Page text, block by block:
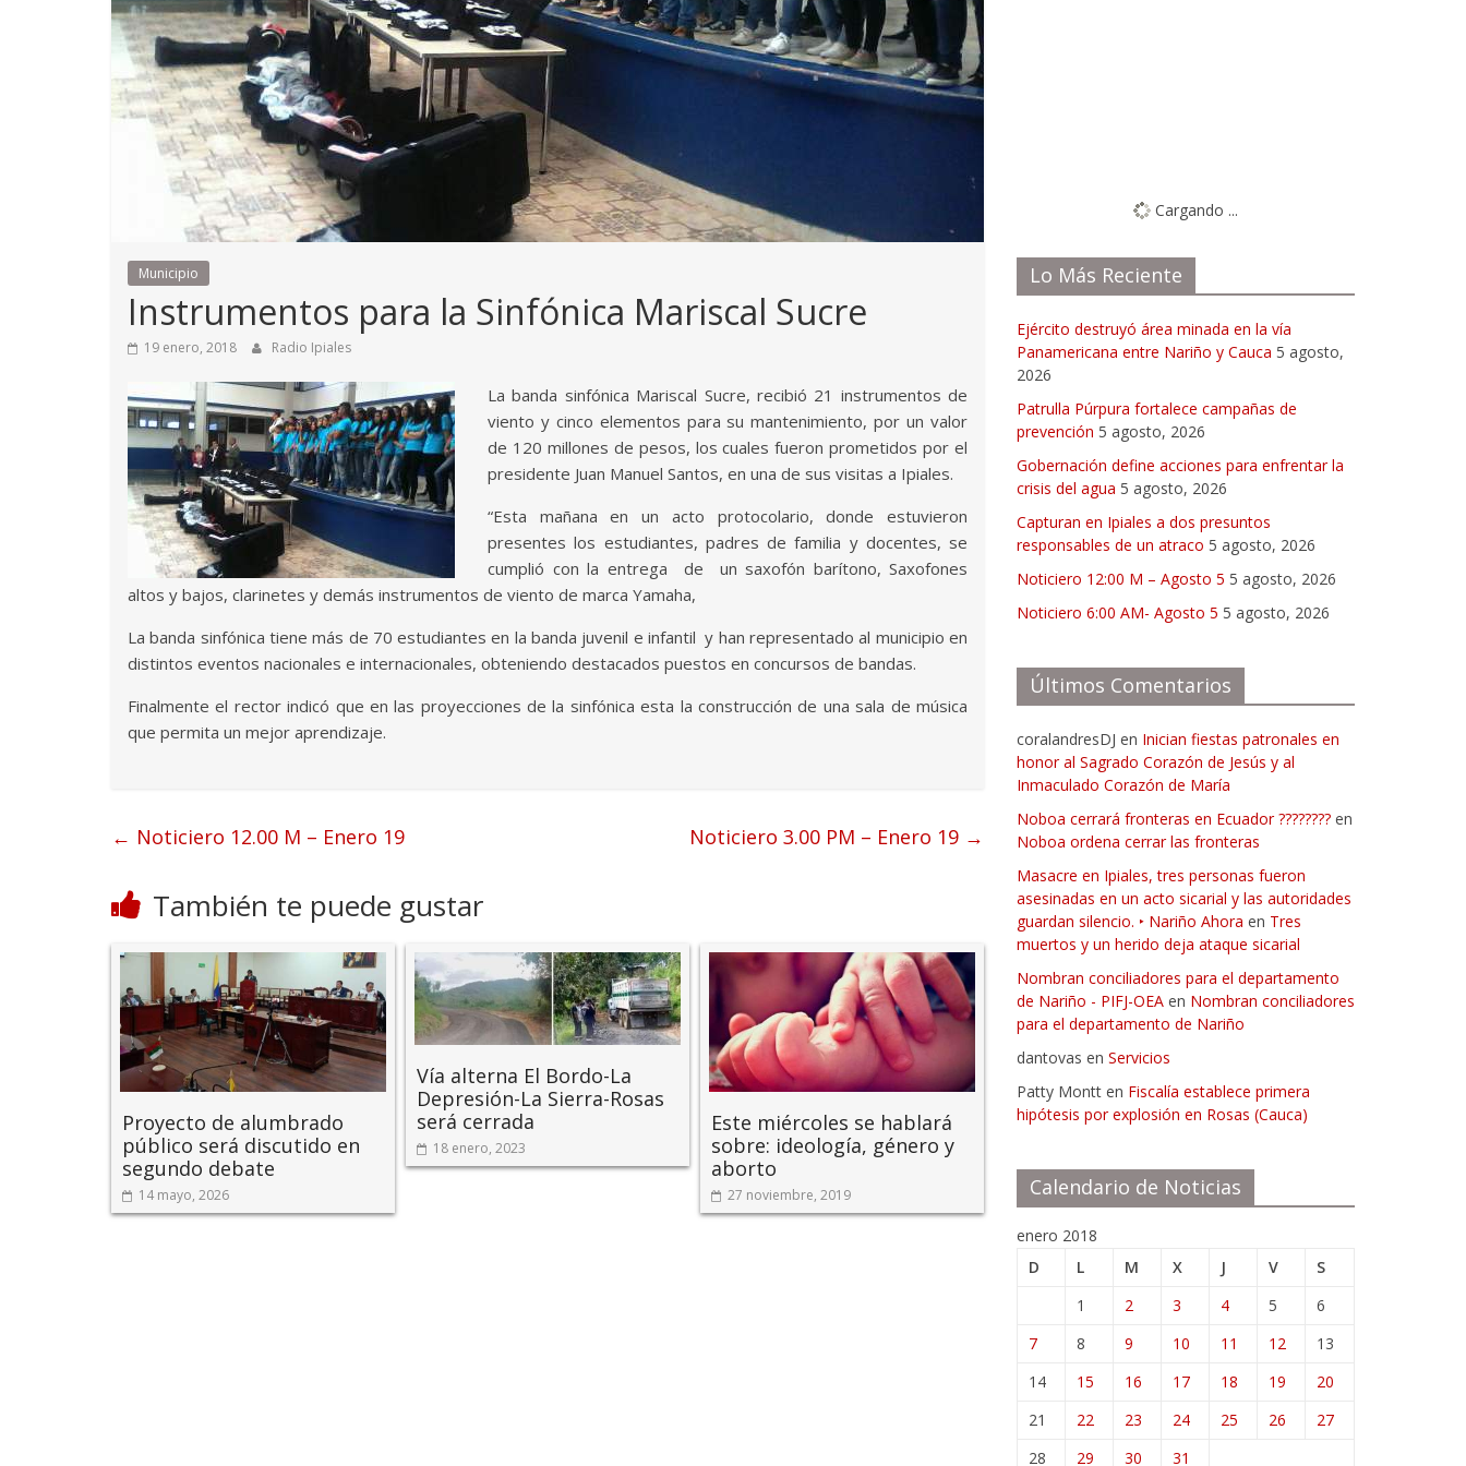
Municipio
Instrumentos para la Sinfónica Mariscal Sucre
19 enero, 2018 Radio Ipiales
La banda sinfónica Mariscal Sucre, recibió 21 instrumentos de
viento y cinco elementos para su mantenimiento, por un valor
de 120 millones de pesos, los cuales fueron prometidos por el
presidente Juan Manuel Santos, en una de sus visitas a Ipiales.
“Esta mañana en un acto protocolario, donde estuvieron
presentes los estudiantes, padres de familia y docentes, se
cumplió con la entrega de un saxofón barítono, Saxofones
altos y bajos, clarinetes y demás instrumentos de viento de marca Yamaha,
La banda sinfónica tiene más de 70 estudiantes en la banda juvenil e infantil y han representado al municipio en
distintos eventos nacionales e internacionales, obteniendo destacados puestos en concursos de bandas.
Finalmente el rector indicó que en las proyecciones de la sinfónica esta la construcción de una sala de música
que permita un mejor aprendizaje.
← Noticiero 12.00 M – Enero 19 Noticiero 3.00 PM – Enero 19 →
También te puede gustar
Proyecto de alumbrado
público será discutido en
segundo debate
14 mayo, 2026
Vía alterna El Bordo-La
Depresión-La Sierra-Rosas
será cerrada
18 enero, 2023
Este miércoles se hablará
sobre: ideología, género y
aborto
27 noviembre, 2019
Cargando ...
Lo Más Reciente
Ejército destruyó área minada en la vía
Panamericana entre Nariño y Cauca 5 agosto,
2026
Patrulla Púrpura fortalece campañas de
prevención 5 agosto, 2026
Gobernación define acciones para enfrentar la
crisis del agua 5 agosto, 2026
Capturan en Ipiales a dos presuntos
responsables de un atraco 5 agosto, 2026
Noticiero 12:00 M – Agosto 5 5 agosto, 2026
Noticiero 6:00 AM- Agosto 5 5 agosto, 2026
Últimos Comentarios
coralandresDJ en Inician fiestas patronales en
honor al Sagrado Corazón de Jesús y al
Inmaculado Corazón de María
Noboa cerrará fronteras en Ecuador ???????? en
Noboa ordena cerrar las fronteras
Masacre en Ipiales, tres personas fueron
asesinadas en un acto sicarial y las autoridades
guardan silencio. ‣ Nariño Ahora en Tres
muertos y un herido deja ataque sicarial
Nombran conciliadores para el departamento
de Nariño - PIFJ-OEA en Nombran conciliadores
para el departamento de Nariño
dantovas en Servicios
Patty Montt en Fiscalía establece primera
hipótesis por explosión en Rosas (Cauca)
Calendario de Noticias
enero 2018
D
L M X J V
S
1
2 3 4 5
6
7
8 9 10 11 12
13
14
15 16 17 18 19
20
21
22 23 24 25 26
27
28
29 30 31